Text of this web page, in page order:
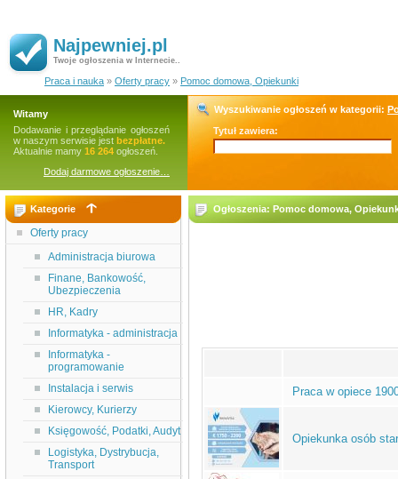
Najpewniej.pl
Twoje ogłoszenia w Internecie..
Praca i nauka » Oferty pracy » Pomoc domowa, Opiekunki
Witamy
Dodawanie i przeglądanie ogłoszeń
w naszym serwisie jest bezpłatne.
Aktualnie mamy 16 264 ogłoszeń.
Dodaj darmowe ogłoszenie…
Wyszukiwanie ogłoszeń w kategorii:
Tytuł zawiera:
Kategorie
Oferty pracy
Administracja biurowa
Finane, Bankowość,
Ubezpieczenia
HR, Kadry
Informatyka - administracja
Informatyka -
programowanie
Instalacja i serwis
Kierowcy, Kurierzy
Księgowość, Podatki, Audyt
Logistyka, Dystrybucja,
Transport
Ogłoszenia: Pomoc domowa,
Praca w opiece
Opiekunka osób